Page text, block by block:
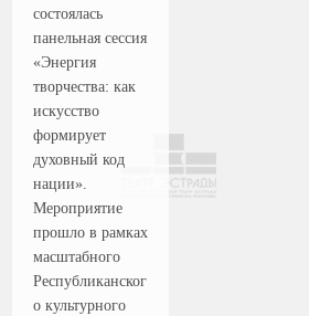
состоялась
панельная сессия
«Энергия
творчества: как
искусство
формирует
духовный код
нации».
Мероприятие
прошло в рамках
масштабного
Республиканског
о культурного